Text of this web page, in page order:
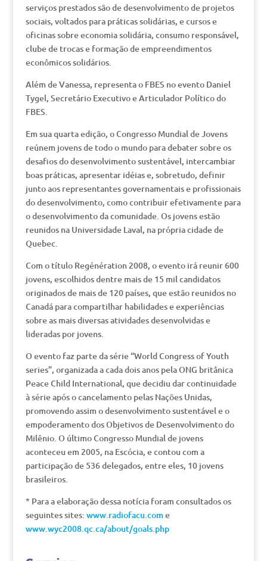
serviços prestados são de desenvolvimento de projetos
sociais, voltados para práticas solidárias, e cursos e
oficinas sobre economia solidária, consumo responsável,
clube de trocas e formação de empreendimentos
econômicos solidários.
Além de Vanessa, representa o FBES no evento Daniel
Tygel, Secretário Executivo e Articulador Político do
FBES.
Em sua quarta edição, o Congresso Mundial de Jovens
reúnem jovens de todo o mundo para debater sobre os
desafios do desenvolvimento sustentável, intercambiar
boas práticas, apresentar idéias e, sobretudo, definir
junto aos representantes governamentais e profissionais
do desenvolvimento, como contribuir efetivamente para
o desenvolvimento da comunidade. Os jovens estão
reunidos na Universidade Laval, na própria cidade de
Quebec.
Com o título Regénération 2008, o evento irá reunir 600
jovens, escolhidos dentre mais de 15 mil candidatos
originados de mais de 120 países, que estão reunidos no
Canadá para compartilhar habilidades e experiências
sobre as mais diversas atividades desenvolvidas e
lideradas por jovens.
O evento faz parte da série “World Congress of Youth
series”, organizada a cada dois anos pela ONG britânica
Peace Child International, que decidiu dar continuidade
à série após o cancelamento pelas Nações Unidas,
promovendo assim o desenvolvimento sustentável e o
empoderamento dos Objetivos de Desenvolvimento do
Milênio. O último Congresso Mundial de jovens
aconteceu em 2005, na Escócia, e contou com a
participação de 536 delegados, entre eles, 10 jovens
brasileiros.
* Para a elaboração dessa notícia foram consultados os
seguintes sites: www.radiofacu.come
www.wyc2008.qc.ca/about/goals.php